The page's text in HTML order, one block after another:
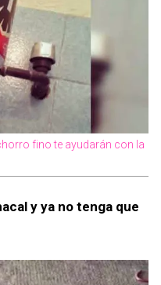
fino te ayudarán con la
y ya no tenga que